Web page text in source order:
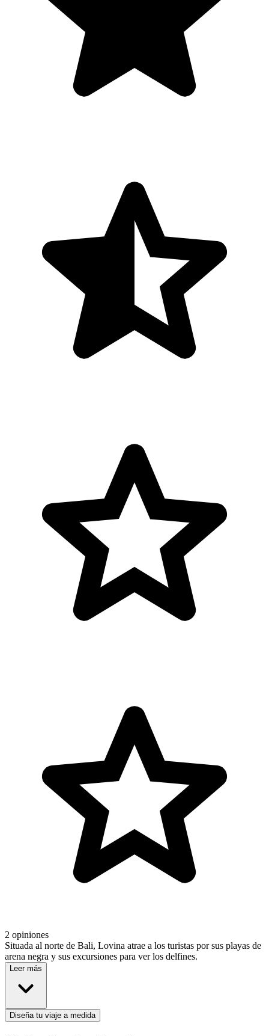
2 opiniones
Situada al norte de Bali, Lovina atrae a los turistas por sus playas de
arena negra y sus excursiones para ver los delfines.
Leer más
Diseña tu viaje a medida